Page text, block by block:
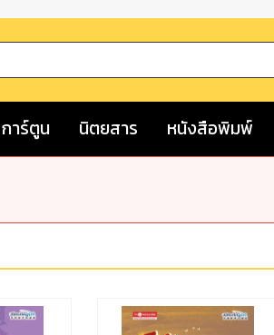
การ์ตูน นิตยสาร หนังสือพิมพ์